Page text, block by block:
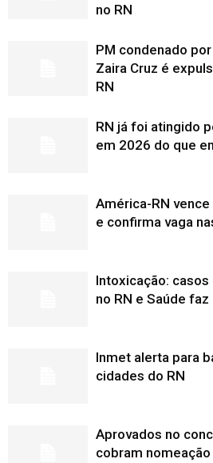
no RN
PM condenado
Zaira Cruz é
RN
RN já foi atingido
em 2026 do que
América-RN
e confirma vaga
Intoxicação:
no RN e Saúde
Inmet alerta para
cidades do RN
Aprovados no
cobram